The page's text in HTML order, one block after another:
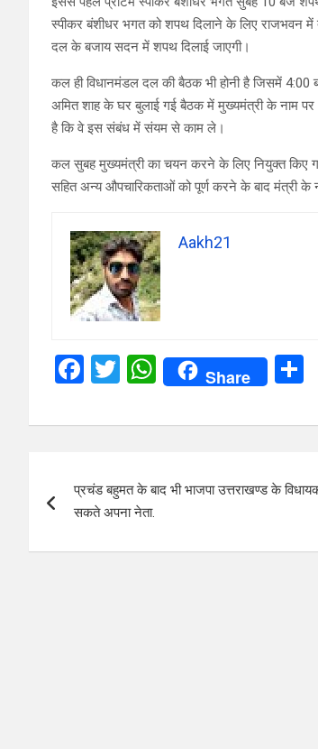
स्पीकर बंशीधर भगत को शपथ दिलाने के लिए राजभवन में
दल के बजाय सदन में शपथ दिलाई जाएगी।
कल ही विधानमंडल दल की बैठक भी होनी है जिसमें 4:00
अमित शाह के घर बुलाई गई बैठक में मुख्यमंत्री के नाम पर
है कि वे इस संबंध में संयम से काम ले।
कल सुबह मुख्यमंत्री का चयन करने के लिए नियुक्त किए गए
सहित अन्य औपचारिकताओं को पूर्ण करने के बाद मंत्री के
Aakh21
F
ce
o
o
k
T
tt
W
h
at
A
p
Share
navigation
प्रचंड बहुमत के बाद भी भाजपा उत्तराखण्ड के
सकते अपना नेता.